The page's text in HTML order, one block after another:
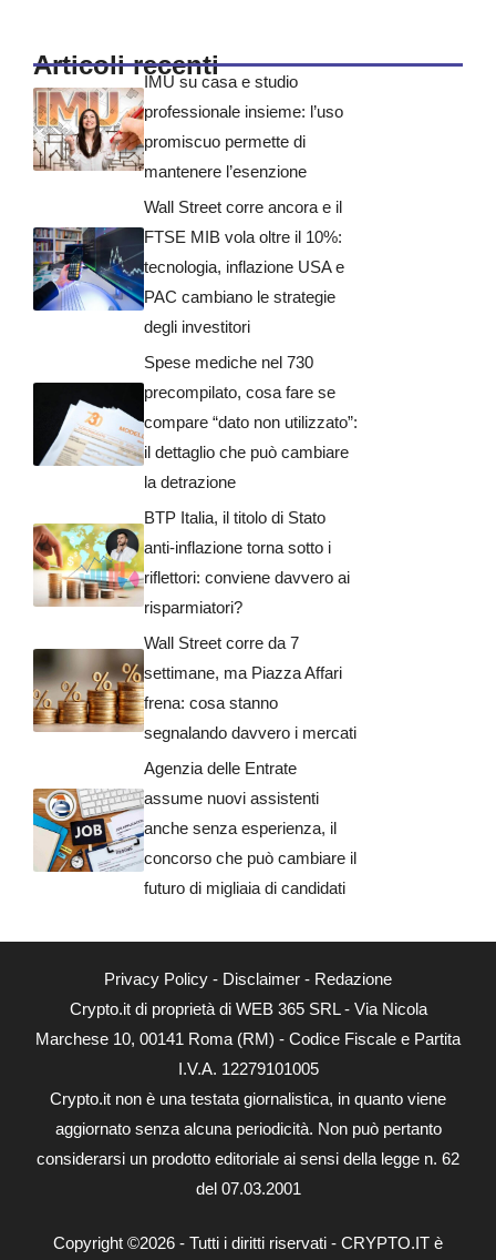
Articoli recenti
IMU su casa e studio
professionale insieme: l’uso
promiscuo permette di
mantenere l’esenzione
Wall Street corre ancora e il
FTSE MIB vola oltre il 10%:
tecnologia, inflazione USA e
PAC cambiano le strategie
degli investitori
Spese mediche nel 730
precompilato, cosa fare se
compare “dato non utilizzato”:
il dettaglio che può cambiare
la detrazione
BTP Italia, il titolo di Stato
anti-inflazione torna sotto i
riflettori: conviene davvero ai
risparmiatori?
Wall Street corre da 7
settimane, ma Piazza Affari
frena: cosa stanno
segnalando davvero i mercati
Agenzia delle Entrate
assume nuovi assistenti
anche senza esperienza, il
concorso che può cambiare il
futuro di migliaia di candidati
Privacy Policy - Disclaimer - Redazione
Crypto.it di proprietà di WEB 365 SRL - Via Nicola
Marchese 10, 00141 Roma (RM) - Codice Fiscale e Partita
I.V.A. 12279101005
Crypto.it non è una testata giornalistica, in quanto viene
aggiornato senza alcuna periodicità. Non può pertanto
considerarsi un prodotto editoriale ai sensi della legge n. 62
del 07.03.2001
Copyright ©2026 - Tutti i diritti riservati - CRYPTO.IT è